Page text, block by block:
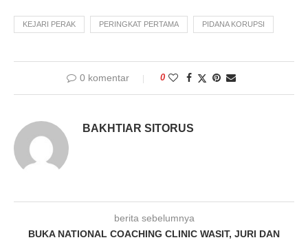
KEJARI PERAK PERINGKAT PERTAMA PIDANA KORUPSI
0 komentar 0
BAKHTIAR SITORUS
berita sebelumnya
BUKA NATIONAL COACHING CLINIC WASIT, JURI DAN